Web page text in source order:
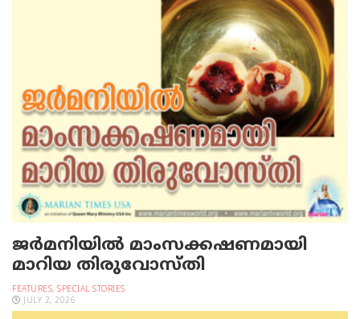
ജര്‍മനിയില്‍ മാംസക്കഷണമായി
മാറിയ തിരുവോസ്തി
FEATURES, SPECIAL STORIES
JULY 2, 2026